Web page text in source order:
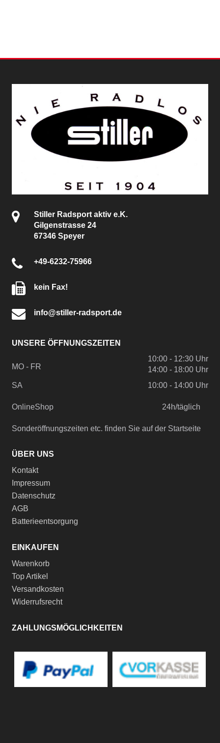
Stiller Radsport aktiv e.K.
Gilgenstrasse 24
67346 Speyer
+49-6232-75966
kein Fax!
info@stiller-radsport.de
UNSERE ÖFFNUNGSZEITEN
MO - FR
10:00 - 12:30 Uhr
14:00 - 18:00 Uhr
SA
10:00 - 14:00 Uhr
OnlineShop 24h/täglich
Sonderöffnungszeiten etc. finden Sie auf der Startseite
ÜBER UNS
Kontakt
Impressum
Datenschutz
AGB
Batterieentsorgung
EINKAUFEN
Warenkorb
Top Artikel
Versandkosten
Widerrufsrecht
ZAHLUNGSMÖGLICHKEITEN